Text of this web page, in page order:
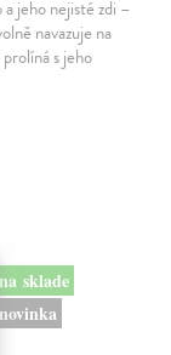
jeho nejisté zdi –
navazuje na
s jeho
na sklade
novinka